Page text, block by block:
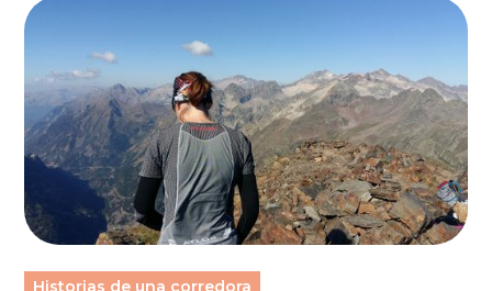
Historias de una corredora